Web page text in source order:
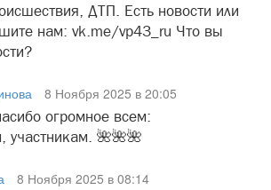
ДТП. Есть новости или
нам: vk.me/vp43_ru Что вы
8 Ноября 2025 в 20:05
огромное всем:
участникам. 🌺🌺🌺
8 Ноября 2025 в 08:14